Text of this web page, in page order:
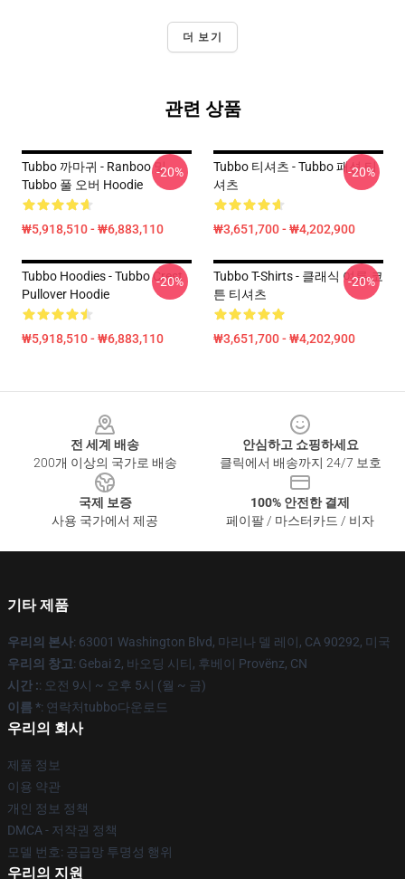
더 보기
관련 상품
Tubbo 까마귀 - Ranboo 및
Tubbo 풀 오버 Hoodie
₩5,918,510 - ₩6,883,110
-20%
Tubbo 티셔츠 - Tubbo 패션 티
셔츠
₩3,651,700 - ₩4,202,900
-20%
Tubbo Hoodies - Tubbo Crest
Pullover Hoodie
₩5,918,510 - ₩6,883,110
-20%
Tubbo T-Shirts - 클래식 여름 코
튼 티셔츠
₩3,651,700 - ₩4,202,900
-20%
전 세계 배송
200개 이상의 국가로 배송
안심하고 쇼핑하세요
클릭에서 배송까지 24/7 보호
국제 보증
사용 국가에서 제공
100% 안전한 결제
페이팔 / 마스터카드 / 비자
기타 제품
우리의 본사: 63001 Washington Blvd, 마리나 델 레이, CA 90292, 미국
우리의 창고: Gebai 2, 바오딩 시티, 후베이 Provënz, CN
시간 :: 오전 9시 ~ 오후 5시 (월 ~ 금)
이름 *: 연락처tubbo다운로드
우리의 회사
제품 정보
이용 약관
개인 정보 정책
DMCA - 저작권 정책
모델 번호: 공급망 투명성 행위
우리의 지원